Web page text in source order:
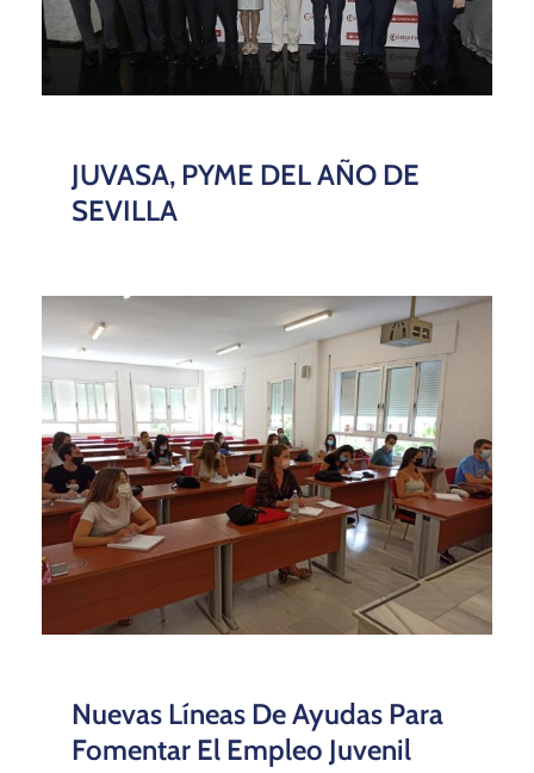
JUVASA, PYME DEL AÑO DE
SEVILLA
Nuevas Líneas De Ayudas Para
Fomentar El Empleo Juvenil